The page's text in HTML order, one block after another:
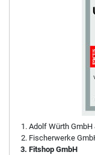
Adolf Würth GmbH
Fischerwerke
Fitshop GmbH